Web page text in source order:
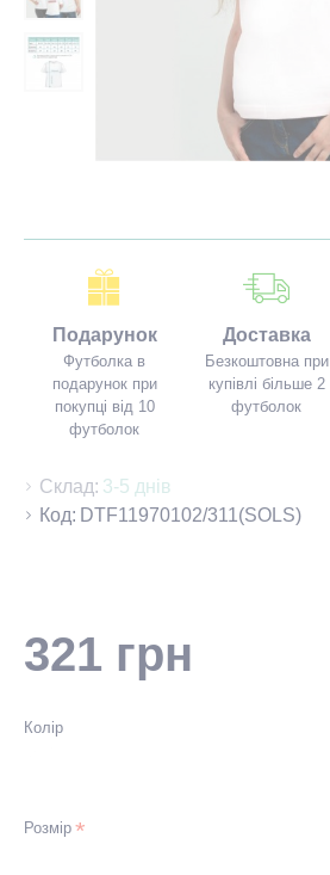
Подарунок
Футболка в
подарунок при
покупці від 10
футболок
Доставка
Безкоштовна при
купівлі більше 2
футболок
Склад: 3-5 днів
Код: DTF11970102/311(SOLS)
321 грн
Колір
Розмір